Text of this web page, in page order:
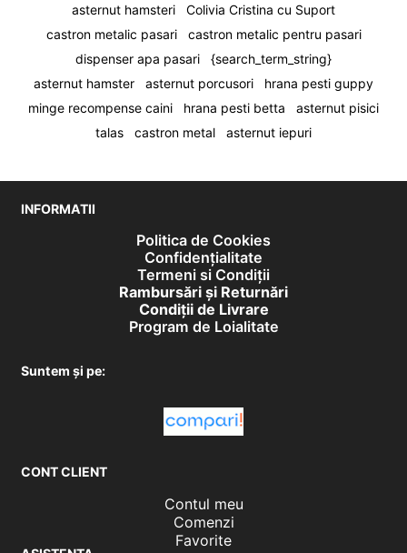
asternut hamsteri
Colivia Cristina cu Suport
castron metalic pasari
castron metalic pentru pasari
dispenser apa pasari
{search_term_string}
asternut hamster
asternut porcusori
hrana pesti guppy
minge recompense caini
hrana pesti betta
asternut pisici
talas
castron metal asternut iepuri
INFORMATII
Politica de Cookies
Confidențialitate
Termeni si Condiții
Rambursări și Returnări
Condiţii de Livrare
Program de Loialitate
Suntem și pe:
CONT CLIENT
Contul meu
Comenzi
Favorite